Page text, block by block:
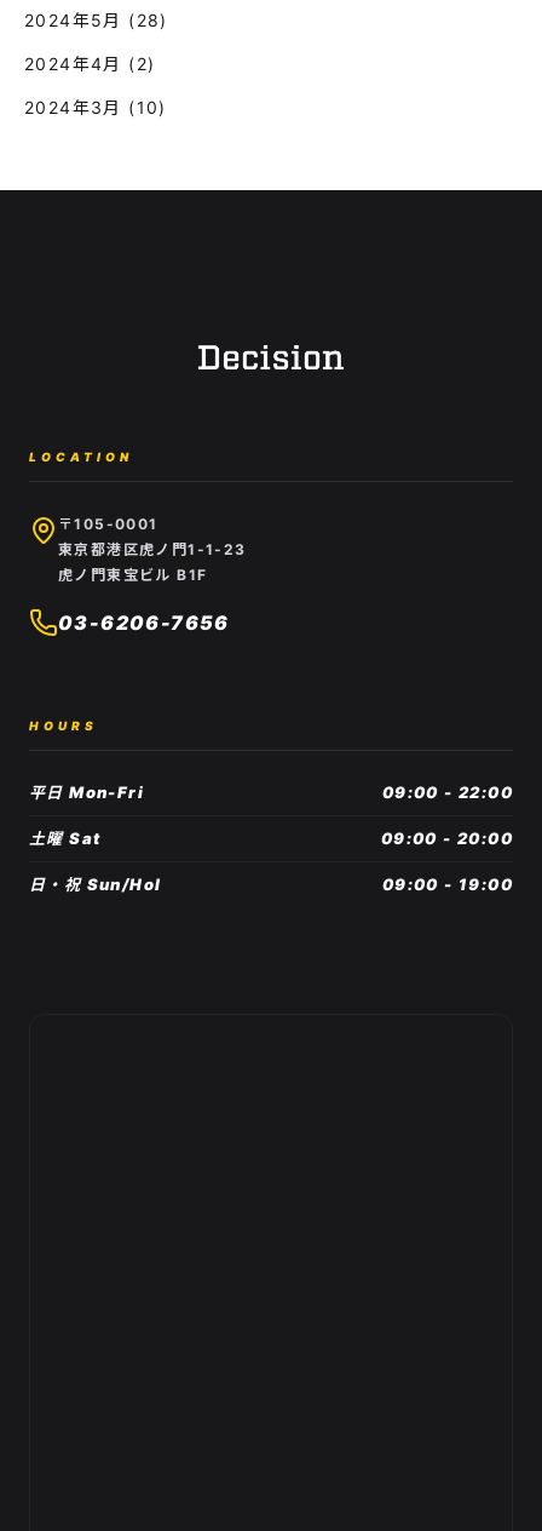
2024年5月 (28)
2024年4月 (2)
2024年3月 (10)
LOCATION
〒105-0001
東京都港区虎ノ門1-1-23
虎ノ門東宝ビル B1F
03-6206-7656
HOURS
平日 Mon-Fri 09:00 - 22:00
土曜 Sat 09:00 - 20:00
日・祝 Sun/Hol 09:00 - 19:00